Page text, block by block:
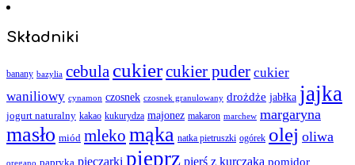
Składniki
banany bazylia cebula cukiercukier puder cukier
waniliowy cynamon czosnek czosnek granulowany drożdże jabłka jajka
jogurt naturalny kakao kukurydza majonez makaron marchew margaryna
masło miód mleko mąka natka pietruszki ogórek olej oliwa
oregano papryka pieczarki pieprz pierś z kurczaka pomidor